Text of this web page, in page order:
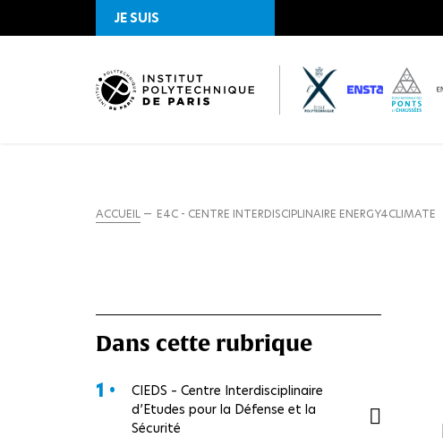
JE SUIS
ACCUEIL E4C - CENTRE INTERDISCIPLINAIRE ENERGY4CLIMATE
Dans cette rubrique
1 •
CIEDS – Centre Interdisciplinaire
d’Etudes pour la Défense et la
Sécurité